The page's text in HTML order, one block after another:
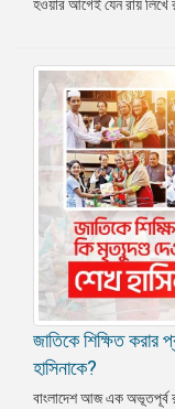
হওয়ার আগেই যেন রায় লিখে
⁨জাতিকে শিক্ষিত করার
হাসিনাকে?
বাংলাদেশ আজ এক অভূতপূর্ব